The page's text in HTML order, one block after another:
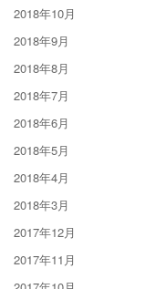
2018年10月
2018年9月
2018年8月
2018年7月
2018年6月
2018年5月
2018年4月
2018年3月
2017年12月
2017年11月